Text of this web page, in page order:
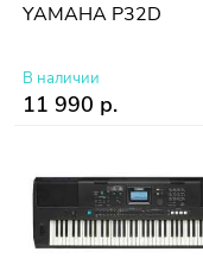
YAMAHA P32D
В наличии
11 990 р.